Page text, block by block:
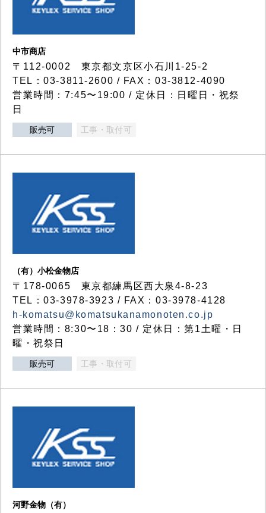
中市商店
〒112-0002 東京都文京区小石川1-25-2
TEL：03-3811-2600 / FAX：03-3812-4090
営業時間：7:45〜19:00 / 定休日：日曜日・祝祭
日
販売可 工事・取付可
（有）小松金物店
〒178-0065 東京都練馬区西大泉4-8-23
TEL：03-3978-3923 / FAX：03-3978-4128
h-komatsu@komatsukanamonoten.co.jp
営業時間：8:30〜18：30 / 定休日：第1土曜・日
曜・祝祭日
販売可 工事・取付可
河野金物（有）